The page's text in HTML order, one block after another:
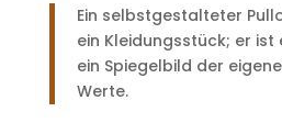
Ein selbstgestalteter
ein Kleidungsstück; er
ein Spiegelbild der
Werte.